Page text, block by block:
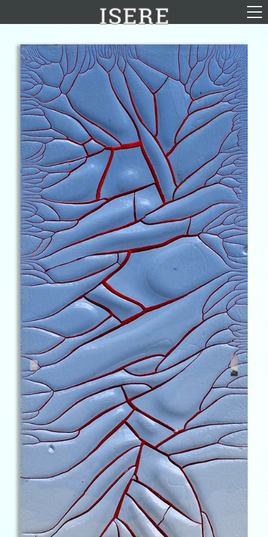
Français
Portrait
Parcours
Photomontages
Contact
Téléchargements